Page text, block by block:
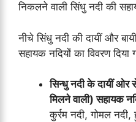
निकलने वाली सिंधु नदी की
नीचे सिंधु नदी की दायीं और
सहायक नदियों का विवरण दिया
सिन्धु नदी के दायीं
मिलने वाली) सहायक
कुर्रम नदी, गोमल नदी,